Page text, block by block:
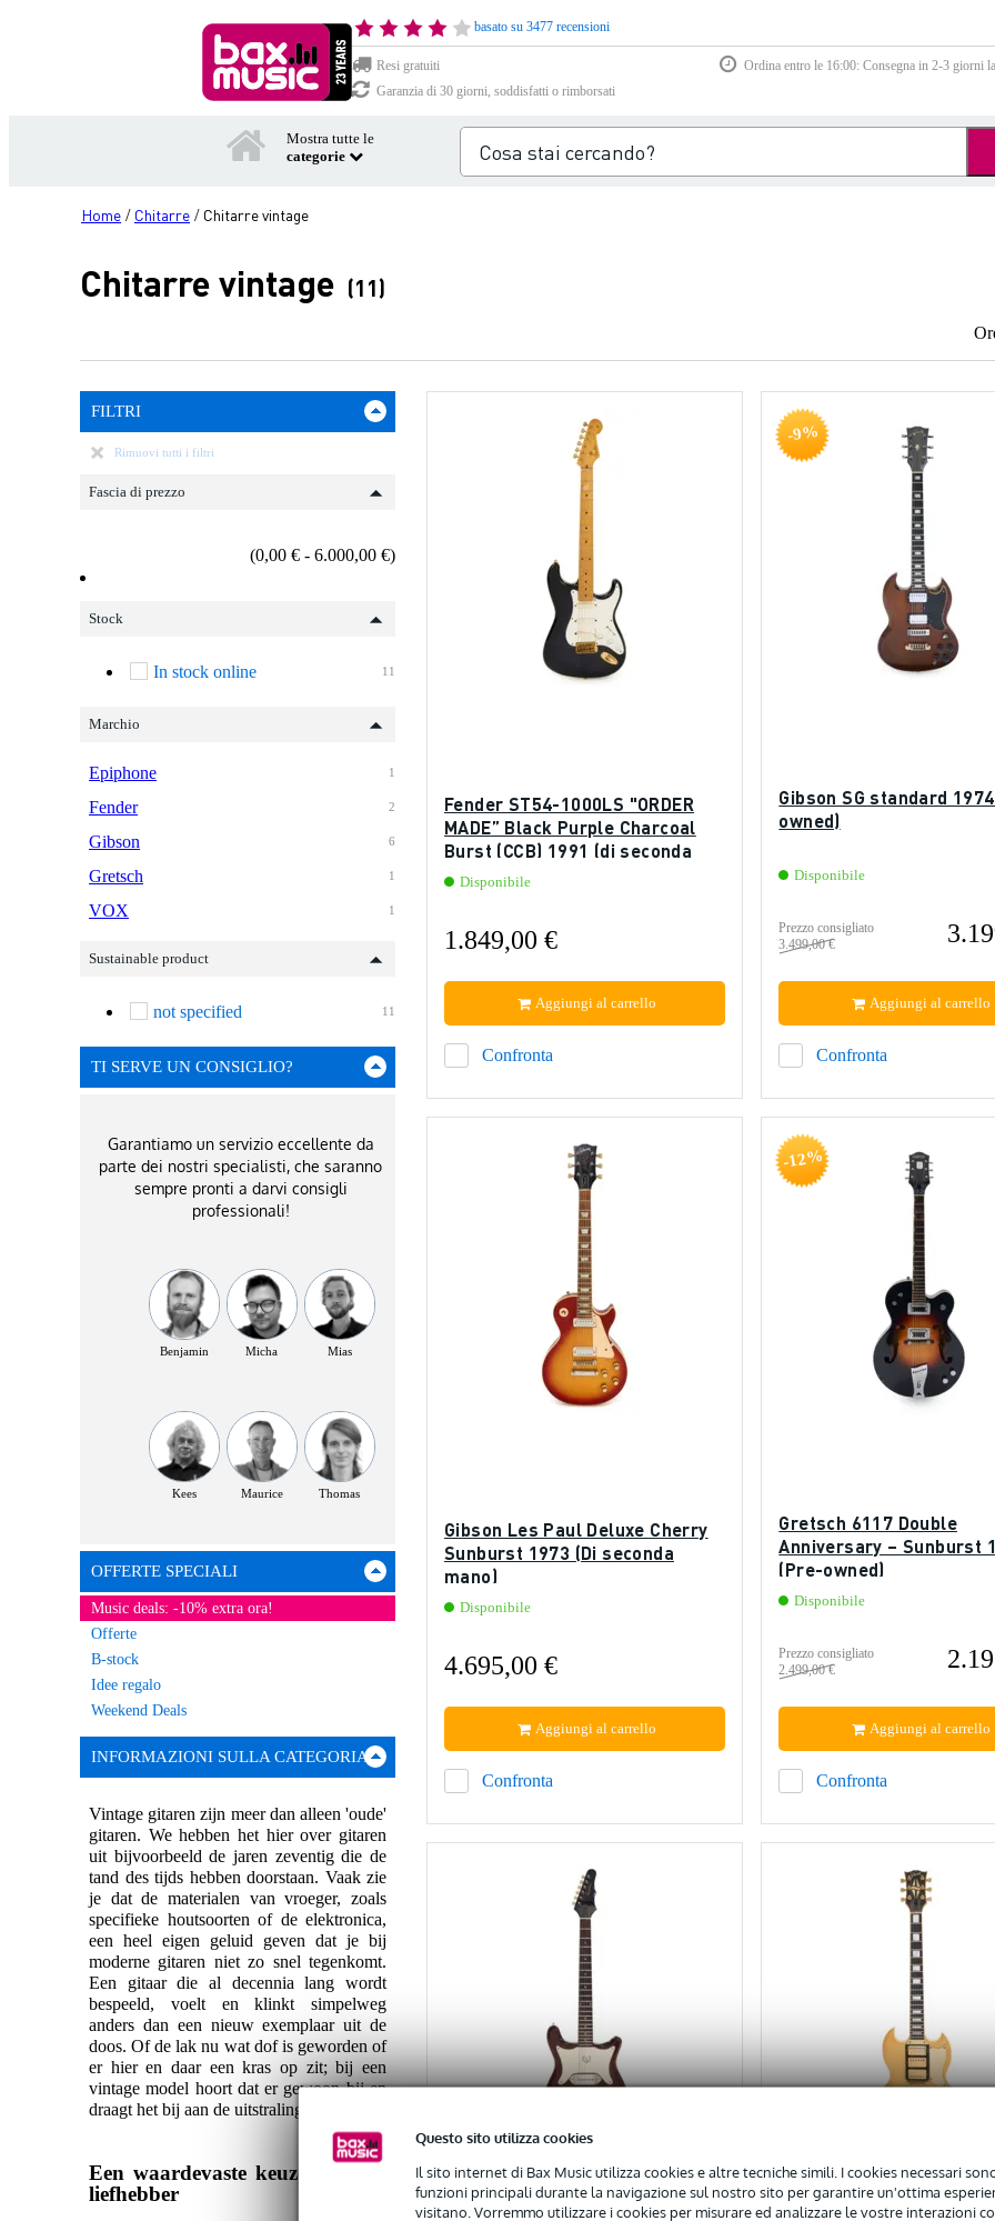
Questo sito utilizza cookies
Il sito internet di Bax Music utilizza cookies e altre tecniche simili. I cookies necessari
funzioni principali durante la navigazione sul nostro sito per garantire un'ottima
visitano. Vorremmo utilizzare i cookies per misurare ed analizzare le vostre interazioni
basato su 3477 recensioni
Resi gratuiti
Ordina entro le 16:00: Consegna in 2-3 giorni
Garanzia di 30 giorni, soddisfatti o rimborsati
Mostra tutte le
categorie
Home / Chitarre / Chitarre vintage
Chitarre vintage (11)
FILTRI
Rimuovi tutti i filtri
Fascia di prezzo
(0,00 € - 6.000,00 €)
Stock
11
In stock online
Marchio
1
Epiphone
2
Fender
6
Gibson
1
Gretsch
1
VOX
Sustainable product
11
not specified
TI SERVE UN CONSIGLIO?
Garantiamo un servizio eccellente da
parte dei nostri specialisti, che saranno
sempre pronti a darvi consigli
professionali!
Benjamin Micha Mias
Kees Maurice Thomas
OFFERTE SPECIALI
Music deals: -10% extra ora!
Offerte
B-stock
Idee regalo
Weekend Deals
INFORMAZIONI SULLA CATEGORIA
Vintage gitaren zijn meer dan alleen 'oude'
gitaren. We hebben het hier over gitaren
uit bijvoorbeeld de jaren zeventig die de
tand des tijds hebben doorstaan. Vaak zie
je dat de materialen van vroeger, zoals
specifieke houtsoorten of de elektronica,
een heel eigen geluid geven dat je bij
moderne gitaren niet zo snel tegenkomt.
Een gitaar die al decennia lang wordt
bespeeld, voelt en klinkt simpelweg
anders dan een nieuw exemplaar uit de
doos. Of de lak nu wat dof is geworden of
er hier en daar een kras op zit; bij een
vintage model hoort dat er gewoon bij en
draagt het bij aan de uitstraling.
Een waardevaste keuze voor de
liefhebber
Fender ST54-1000LS "ORDER
MADE” Black Purple Charcoal
Burst (CCB) 1991 (di seconda
mano)
Disponibile
1.849,00 €
Confronta
Aggiungi al carrello
-9%
Gibson SG standard
owned)
Disponibile
Prezzo consigliato
3.499,00 €
Confronta
Aggiungi al carrello
Gibson Les Paul Deluxe Cherry
Sunburst 1973 (Di seconda
mano)
Disponibile
4.695,00 €
Confronta
Aggiungi al carrello
-12%
Gretsch 6117 Double
Anniversary – Sunburst
(Pre-owned)
Disponibile
Prezzo consigliato
2.499,00 €
Confronta
Aggiungi al carrello